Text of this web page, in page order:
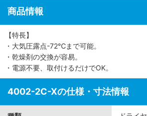
商品情報
【特長】
・大気圧露点-72℃まで可能。
・乾燥剤の交換が容易。
・電源不要、取付けるだけでOK。
4002-2C-Xの仕様・寸法情報